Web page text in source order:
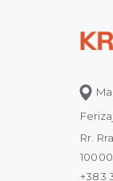
Rr.
+383